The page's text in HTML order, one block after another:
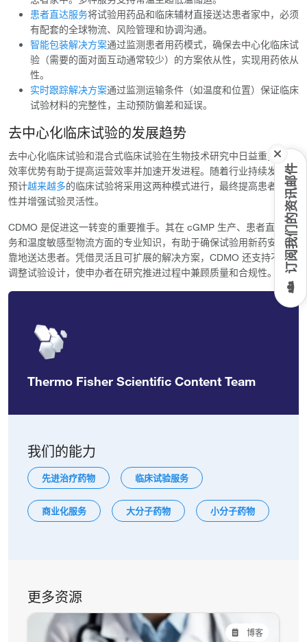
订阅我们的资讯邮件
患者直达服务将试验用药品和临床辅材直接送达患者家中，必须
有配套的全球物流、风险管理和协调沟通。
智能包装解决方案通过监测患者用药模式，确保去中心化临床试
验（需要的面对面互动通常较少）的方案依从性，实现用药依从
性。
实时跟踪解决方案通过监测运输条件（如温度和位置）保证临床
试验材料的完整性，主动预防偏差和延误。
去中心化临床试验的发展趋势
去中心化临床试验和混合式临床试验在生物技术研究中日益重要，其
效率优势有助于提高运营效率并加速开发进程。随着行业持续发展，
预计越来越多的临床试验将采用这两种模式进行，最终提高患者可及
性并增强试验灵活性。
CDMO 是促进这一转变的重要推手。其在 cGMP 生产、患者直达服
务和温度敏感型物流方面的专业知识，有助于确保试验用新药安全可
靠地送达患者。凭借灵活且可扩展的解决方案，CDMO 还支持不断
调整试验设计，使申办者在研究推进过程中兼顾质量和合规性。
Thermo Fisher Scientific Content Team
我们的能力
先进治疗药物 临床试验服务
商业化服务 大分子药物 小分子药物
更多资源
博客